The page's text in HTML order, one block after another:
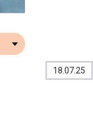
18.07.25